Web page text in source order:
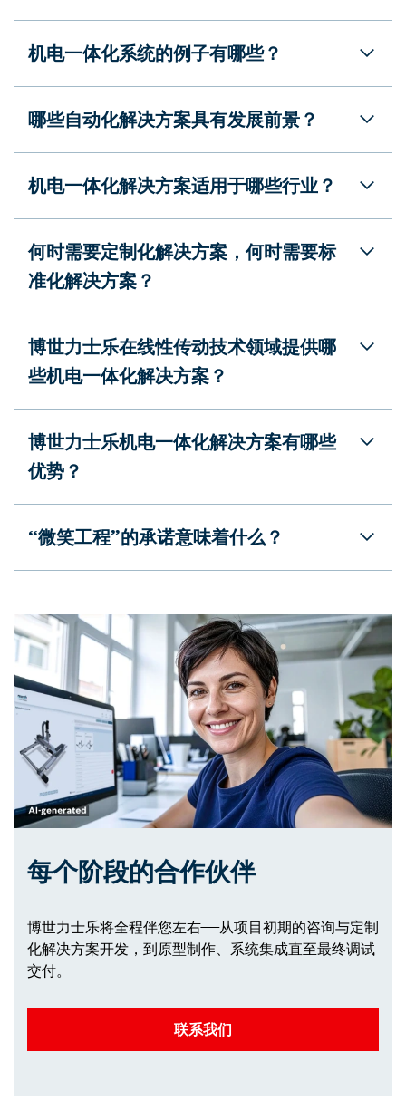
机电一体化系统的例子有哪些？
哪些自动化解决方案具有发展前景？
机电一体化解决方案适用于哪些行业？
何时需要定制化解决方案，何时需要标
准化解决方案？
博世力士乐在线性传动技术领域提供哪
些机电一体化解决方案？
博世力士乐机电一体化解决方案有哪些
优势？
“微笑工程”的承诺意味着什么？
每个阶段的合作伙伴
博世力士乐将全程伴您左右——从项目初期的咨询与定制
化解决方案开发，到原型制作、系统集成直至最终调试
交付。
联系我们